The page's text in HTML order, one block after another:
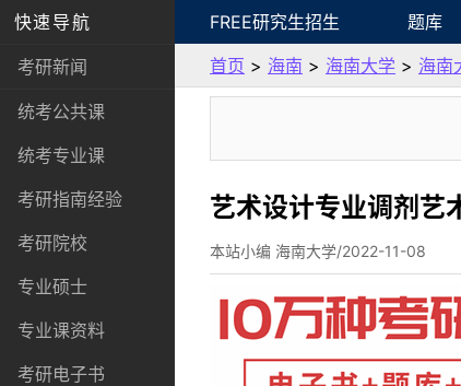
快速导航
考研新闻
统考公共课
统考专业课
考研指南经验
考研院校
专业硕士
专业课资料
考研电子书
FREE研究生招生 题库
首页 > 海南 > 海南大学 > 海南
艺术设计专业调剂艺
本站小编 海南大学/2022-11-08